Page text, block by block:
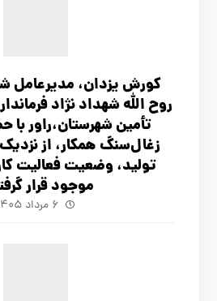
کورش یزدان، مدیرعامل
روح الله شهداد نژاد
تأ‌مین شهرستان،راور
زغال‌سنگ همکار، از
تولید، وضعیت فعالیت
موجود قرار
۶ مرداد ۱۴۰۵